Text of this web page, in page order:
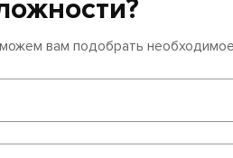
вам подобрать